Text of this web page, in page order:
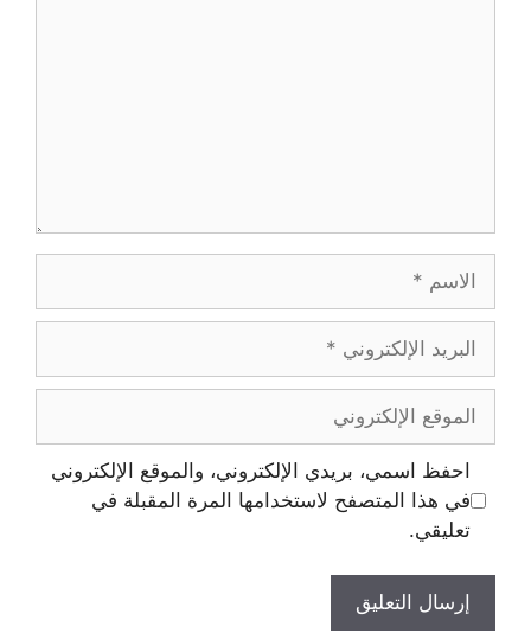
الإلكتروني
الإلكتروني
احفظ اسمي، بريدي الإلكتروني، والموقع الإلكتروني
في هذا المتصفح لاستخدامها المرة المقبلة في
تعليقي.